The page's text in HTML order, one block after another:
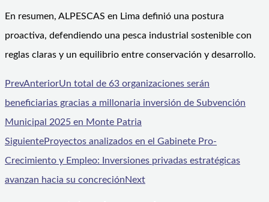
En resumen, ALPESCAS en Lima definió una postura
proactiva, defendiendo una pesca industrial sostenible con
reglas claras y un equilibrio entre conservación y desarrollo.
PrevAnteriorUn total de 63 organizaciones serán
beneficiarias gracias a millonaria inversión de Subvención
Municipal 2025 en Monte Patria
SiguienteProyectos analizados en el Gabinete Pro-
Crecimiento y Empleo: Inversiones privadas estratégicas
avanzan hacia su concreciónNext